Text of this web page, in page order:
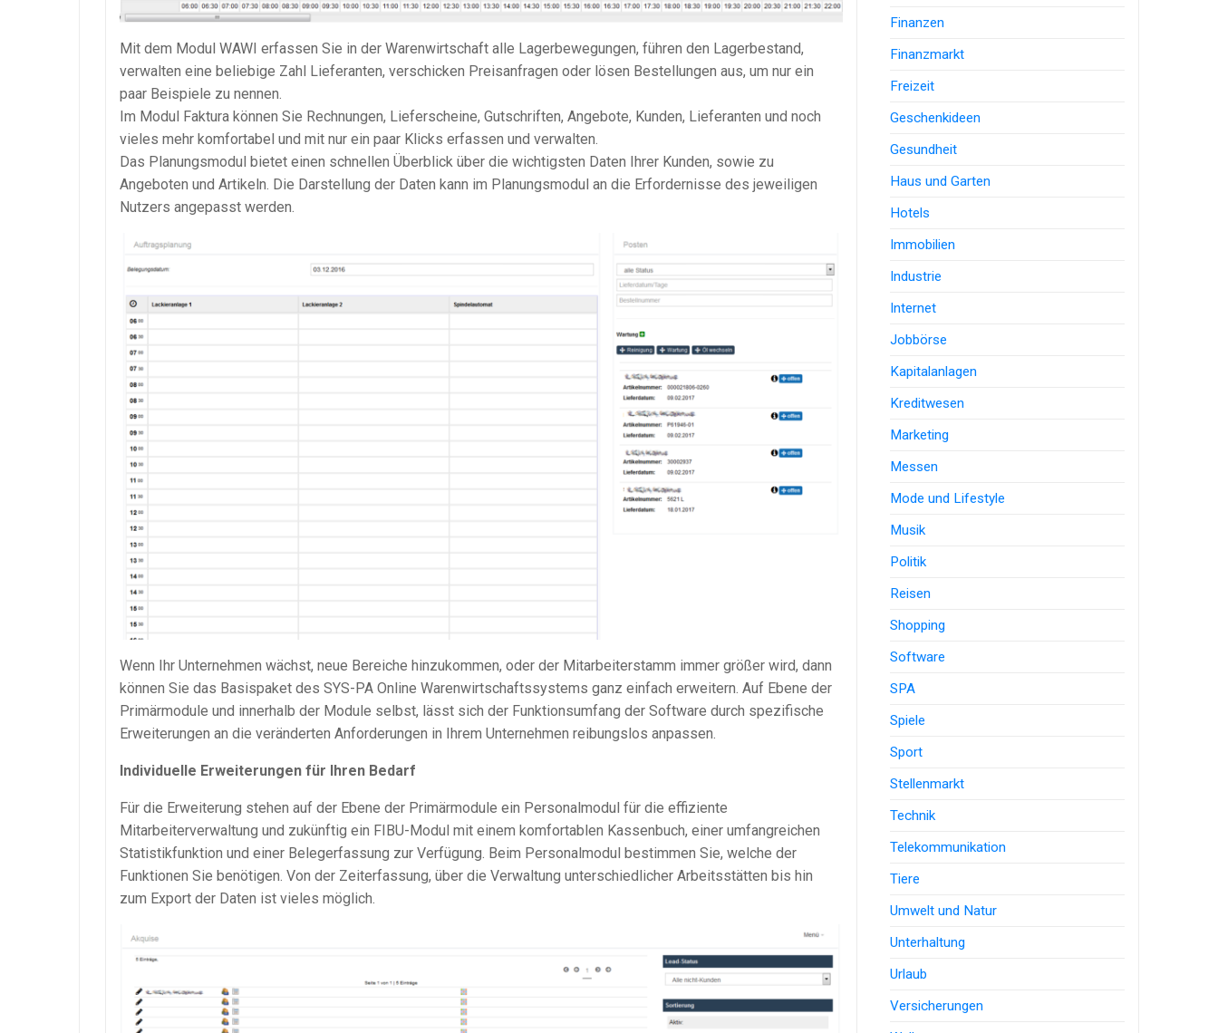
Mit dem Modul WAWI erfassen Sie in der Warenwirtschaft alle Lagerbewegungen, führen den Lagerbestand,
verwalten eine beliebige Zahl Lieferanten, verschicken Preisanfragen oder lösen Bestellungen aus, um nur ein
paar Beispiele zu nennen.
Im Modul Faktura können Sie Rechnungen, Lieferscheine, Gutschriften, Angebote, Kunden, Lieferanten und noch
vieles mehr komfortabel und mit nur ein paar Klicks erfassen und verwalten.
Das Planungsmodul bietet einen schnellen Überblick über die wichtigsten Daten Ihrer Kunden, sowie zu
Angeboten und Artikeln. Die Darstellung der Daten kann im Planungsmodul an die Erfordernisse des jeweiligen
Nutzers angepasst werden.
Wenn Ihr Unternehmen wächst, neue Bereiche hinzukommen, oder der Mitarbeiterstamm immer größer wird, dann
können Sie das Basispaket des SYS-PA Online Warenwirtschaftssystems ganz einfach erweitern. Auf Ebene der
Primärmodule und innerhalb der Module selbst, lässt sich der Funktionsumfang der Software durch spezifische
Erweiterungen an die veränderten Anforderungen in Ihrem Unternehmen reibungslos anpassen.
Individuelle Erweiterungen für Ihren Bedarf
Für die Erweiterung stehen auf der Ebene der Primärmodule ein Personalmodul für die effiziente
Mitarbeiterverwaltung und zukünftig ein FIBU-Modul mit einem komfortablen Kassenbuch, einer umfangreichen
Statistikfunktion und einer Belegerfassung zur Verfügung. Beim Personalmodul bestimmen Sie, welche der
Funktionen Sie benötigen. Von der Zeiterfassung, über die Verwaltung unterschiedlicher Arbeitsstätten bis hin
zum Export der Daten ist vieles möglich.
Finanzen
Finanzmarkt
Freizeit
Geschenkideen
Gesundheit
Haus und Garten
Hotels
Immobilien
Industrie
Internet
Jobbörse
Kapitalanlagen
Kreditwesen
Marketing
Messen
Mode und Lifestyle
Musik
Politik
Reisen
Shopping
Software
SPA
Spiele
Sport
Stellenmarkt
Technik
Telekommunikation
Tiere
Umwelt und Natur
Unterhaltung
Urlaub
Versicherungen